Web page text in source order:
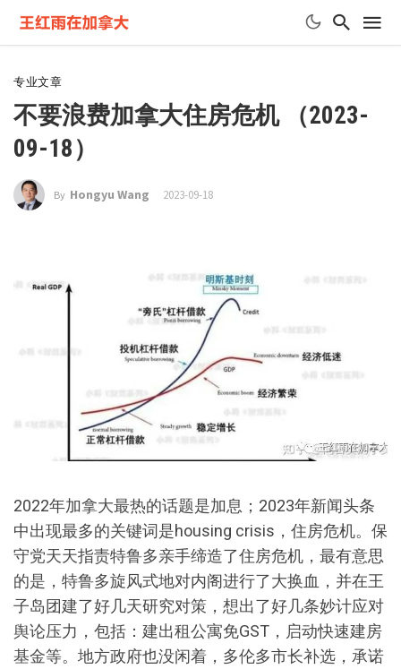
专业文章
不要浪费加拿大住房危机 （2023-
09-18）
By Hongyu Wang 2023-09-18
2022年加拿大最热的话题是加息；2023年新闻头条
中出现最多的关键词是housing crisis，住房危机。保
守党天天指责特鲁多亲手缔造了住房危机，最有意思
的是，特鲁多旋风式地对内阁进行了大换血，并在王
子岛团建了好几天研究对策，想出了好几条妙计应对
舆论压力，包括：建出租公寓免GST，启动快速建房
基金等。地方政府也没闲着，多伦多市长补选，承诺